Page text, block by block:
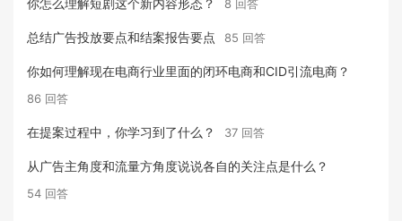
你怎么理解短剧这个新内容形态？ 8 回答
总结广告投放要点和结案报告要点 85 回答
你如何理解现在电商行业里面的闭环电商和CID引流电商？
86 回答
在提案过程中，你学习到了什么？ 37 回答
从广告主角度和流量方角度说说各自的关注点是什么？
54 回答